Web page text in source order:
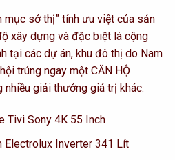
mục sở thị” tính ưu việt của sản
xây dựng và đặc biệt là cộng
tại các dự án, khu đô thị do Nam
trúng ngay một CĂN HỘ
nhiều giải thưởng giá trị khác:
Tivi Sony 4K 55 Inch
Electrolux Inverter 341 Lít